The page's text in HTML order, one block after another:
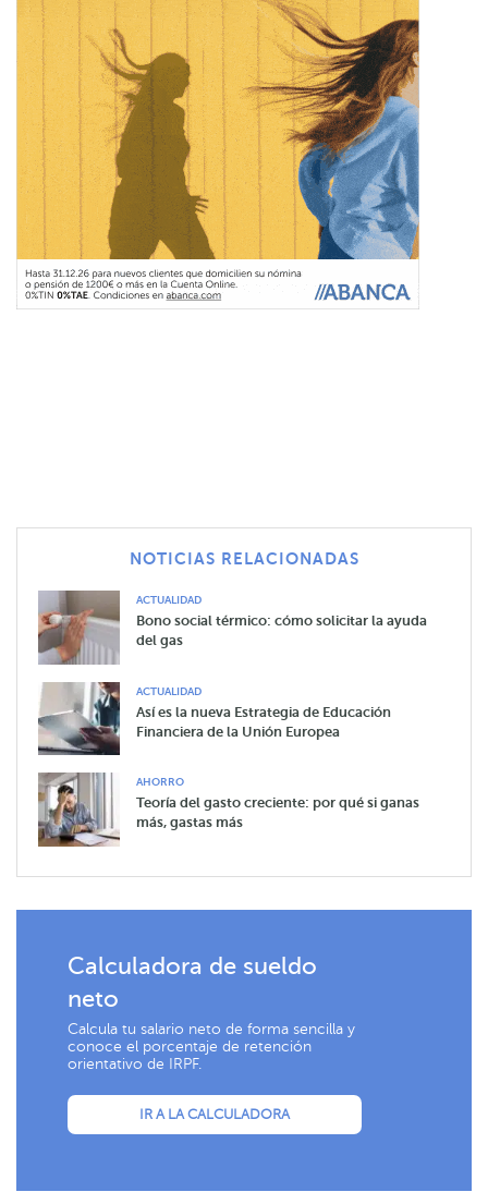
NOTICIAS RELACIONADAS
ACTUALIDAD
Bono social térmico: cómo solicitar la ayuda
del gas
ACTUALIDAD
Así es la nueva Estrategia de Educación
Financiera de la Unión Europea
AHORRO
Teoría del gasto creciente: por qué si ganas
más, gastas más
Calculadora de sueldo
neto
Calcula tu salario neto de forma sencilla y
conoce el porcentaje de retención
orientativo de IRPF.
IR A LA CALCULADORA